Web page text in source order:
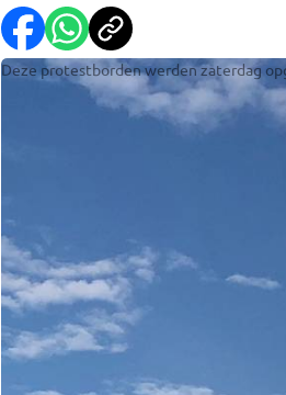
Deze protestborden werden zaterdag